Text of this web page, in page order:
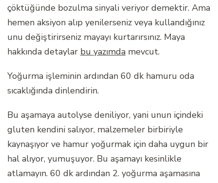
çöktüğünde bozulma sinyali veriyor demektir. Ama
hemen aksiyon alıp yenilerseniz veya kullandığınız
unu değiştirirseniz mayayı kurtarırsınız. Maya
hakkında detaylar bu yazımda mevcut.
Yoğurma işleminin ardından 60 dk hamuru oda
sıcaklığında dinlendirin.
Bu aşamaya autolyse deniliyor, yani unun içindeki
gluten kendini salıyor, malzemeler birbiriyle
kaynaşıyor ve hamur yoğurmak için daha uygun bir
hal alıyor, yumuşuyor. Bu aşamayı kesinlikle
atlamayın. 60 dk ardından 2. yoğurma aşamasına